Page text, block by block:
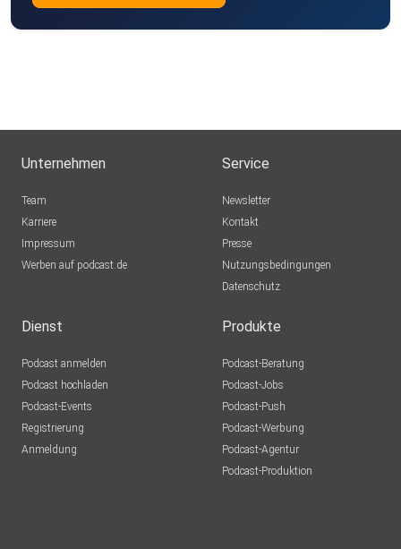
Unternehmen
Team
Karriere
Impressum
Werben auf podcast.de
Service
Newsletter
Kontakt
Presse
Nutzungsbedingungen
Datenschutz
Dienst
Podcast anmelden
Podcast hochladen
Podcast-Events
Registrierung
Anmeldung
Produkte
Podcast-Beratung
Podcast-Jobs
Podcast-Push
Podcast-Werbung
Podcast-Agentur
Podcast-Produktion